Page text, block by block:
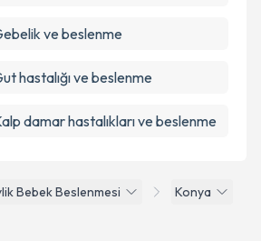
Bebek Beslenmesi
Konya
ve beslenme
hastalığı ve beslenme
damar hastalıkları ve beslenme